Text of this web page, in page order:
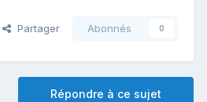
Partager Abonnés 0
Répondre à ce sujet